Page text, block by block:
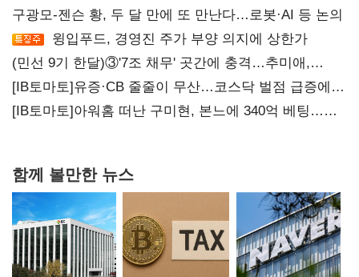
구광모-젠슨 황, 두 달 만에 또 만난다…로봇·AI 등 논의
윙입푸드, 경영진 주가 부양 의지에 상한가
(민선 9기 한달)③'7조 채무' 곳간에 충격…추미애,
20년만에 '비상재정' 선언 승부수
[IB토마토]유증·CB 줄줄이 무산…코스닥 벌점 급증에
상폐 압박
[IB토마토]아워홈 떠난 구미현, 본느에 340억 베팅…
함께 볼만한 뉴스